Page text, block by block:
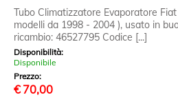
Tubo Climatizzatore Evaporatore
modelli da 1998 - 2004 ), usato in
ricambio: 46527795 Codice [...]
Disponibilità:
Disponibile
Prezzo:
€ 70,00